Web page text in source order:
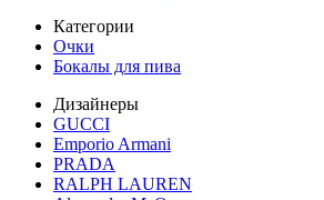
Категории
Очки
Бокалы для пива
Дизайнеры
GUCCI
Emporio Armani
PRADA
RALPH LAUREN